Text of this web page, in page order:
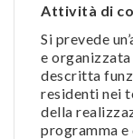
Attività di
Si prevede
e
descritta
residenti nei
della
programma